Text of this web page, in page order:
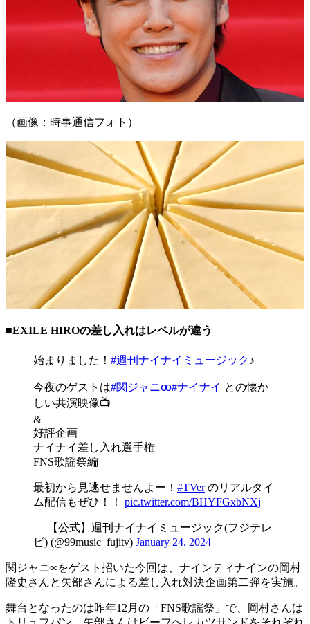
（画像：時事通信フォト）
■EXILE HIROの差し入れはレベルが違う
始まりました！ #週刊ナイナイミュージック♪
今夜のゲストは#関ジャニꚙ#ナイナイ との懐か
しい共演映像📺
&
好評企画
ナイナイ差し入れ選手権
FNS歌謡祭編
最初から見逃せませんよー！ #TVerのリアルタイ
ム配信もぜひ！！ pic.twitter.com/BHYFGxbNXj
— 【公式】週刊ナイナイミュージック(フジテレ
ビ) (@99music_fujitv) January 24, 2024
関ジャニ∞をゲスト招いた今回は、ナインティナインの岡村
隆史さんと矢部さんによる差し入れ対決企画第二弾を実施。
舞台となったのは昨年12月の「FNS歌謡祭」で、岡村さんは